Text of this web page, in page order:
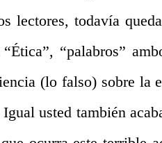
lectores, todavía
“palabros”
(lo falso) sobre la
usted también